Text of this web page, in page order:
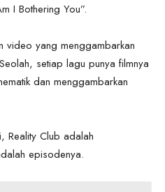
I Bothering You”.
video yang menggambarkan
setiap lagu punya filmnya
dan menggambarkan
Reality Club adalah
episodenya.